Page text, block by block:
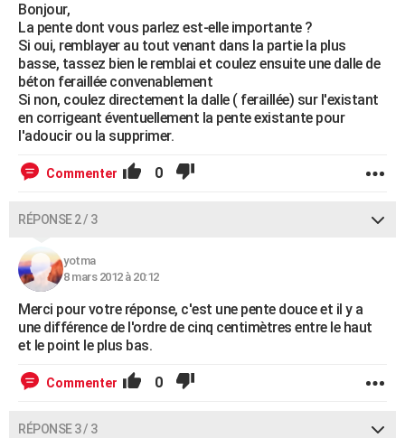
FORUM
Bricolage
Lifestyle
Culture
Sport
Auto
Television
Voyage
Cinema
Bonjour,
La pente dont vous parlez est-elle importante ?
Si oui, remblayer au tout venant dans la partie la plus
basse, tassez bien le remblai et coulez ensuite une dalle de
béton feraillée convenablement
Si non, coulez directement la dalle ( feraillée) sur l'existant
en corrigeant éventuellement la pente existante pour
l'adoucir ou la supprimer.
Commenter 0
RÉPONSE 2 / 3
yotma
8 mars 2012 à 20:12
Merci pour votre réponse, c'est une pente douce et il y a
une différence de l'ordre de cinq centimètres entre le haut
et le point le plus bas.
Commenter 0
RÉPONSE 3 / 3